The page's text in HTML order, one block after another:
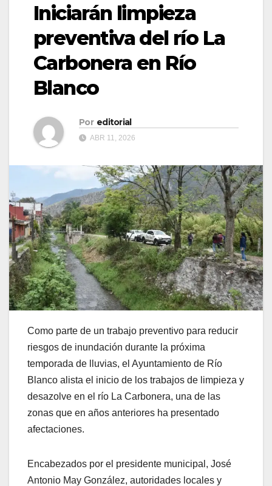
Iniciarán limpieza
preventiva del río La
Carbonera en Río
Blanco
Por editorial
ABR 11, 2026
Como parte de un trabajo preventivo para reducir
riesgos de inundación durante la próxima
temporada de lluvias, el Ayuntamiento de Río
Blanco alista el inicio de los trabajos de limpieza y
desazolve en el río La Carbonera, una de las
zonas que en años anteriores ha presentado
afectaciones.
Encabezados por el presidente municipal, José
Antonio May González, autoridades locales y